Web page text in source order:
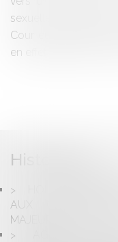
sexuelles s’enrichit
Cour européenne
en effet déjà
Historique
HOLDING
AUX
MAJEURES
AGENT